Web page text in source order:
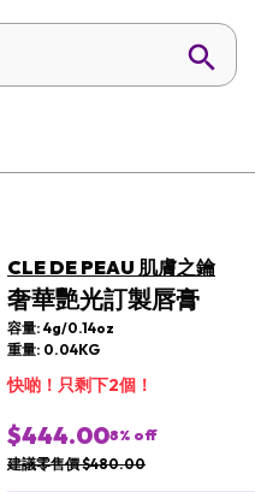
CLE DE PEAU 肌膚之鑰
奢華艷光訂製唇膏
容量: 4g/0.14oz
重量: 0.04KG
快啲！只剩下2個！
$444.008% off
建議零售價 $480.00